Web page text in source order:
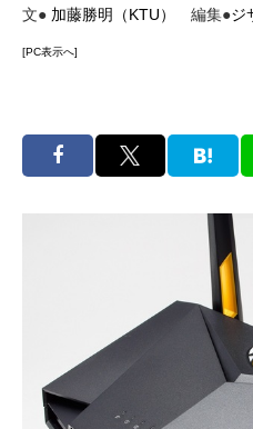
文● 加藤勝明（KTU） 編集●ジ
[PC表示へ]